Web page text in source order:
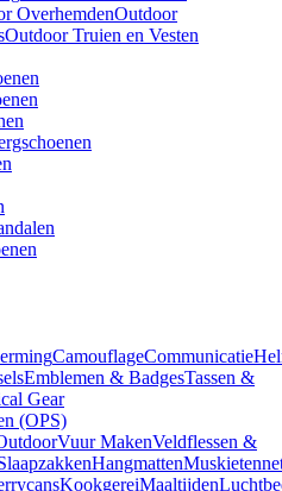
OverhemdenOutdoor
Outdoor Truien en Vesten
CamouflageCommunicatie
Emblemen & BadgesTassen &
Gear
(OPS)
Vuur MakenVeldflessen &
Hangmatten
KookgereiMaaltijden